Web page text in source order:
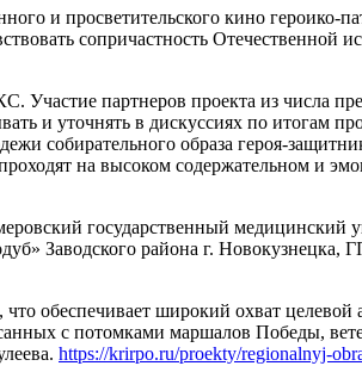
и просветительского кино героико-
сопричастность Отечественной
Участие партнеров проекта из числа
и уточнять в дискуссиях по итогам
собирательного образа героя-
на высоком содержательном и
государственный медицинский
Заводского района г. Новокузнецка,
обеспечивает широкий охват целевой
с потомками маршалов Победы,
https://krirpo.ru/proekty/regionalnyj-